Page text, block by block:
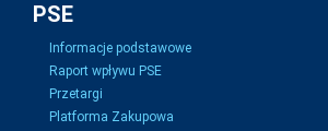
PSE
Informacje podstawowe
Raport wpływu PSE
Przetargi
Platforma Zakupowa